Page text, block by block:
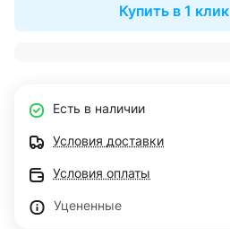
Купить в 1 клик
Есть в наличии
Условия доставки
Условия оплаты
Уцененные